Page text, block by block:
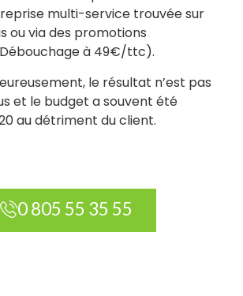
multi-service trouvée sur
ou via des promotions
à 49€/ttc).
le résultat n’est pas
et le budget a souvent été
au détriment du client.
0 805 55 35 55